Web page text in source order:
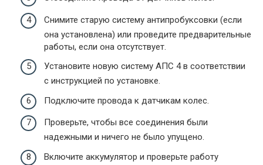
Снимите старую систему антипробуксовки (если
она установлена) или проведите предварительные
работы, если она отсутствует.
Установите новую систему АПС 4 в соответствии
с инструкцией по установке.
Подключите провода к датчикам колес.
Проверьте, чтобы все соединения были
надежными и ничего не было упущено.
Включите аккумулятор и проверьте работу